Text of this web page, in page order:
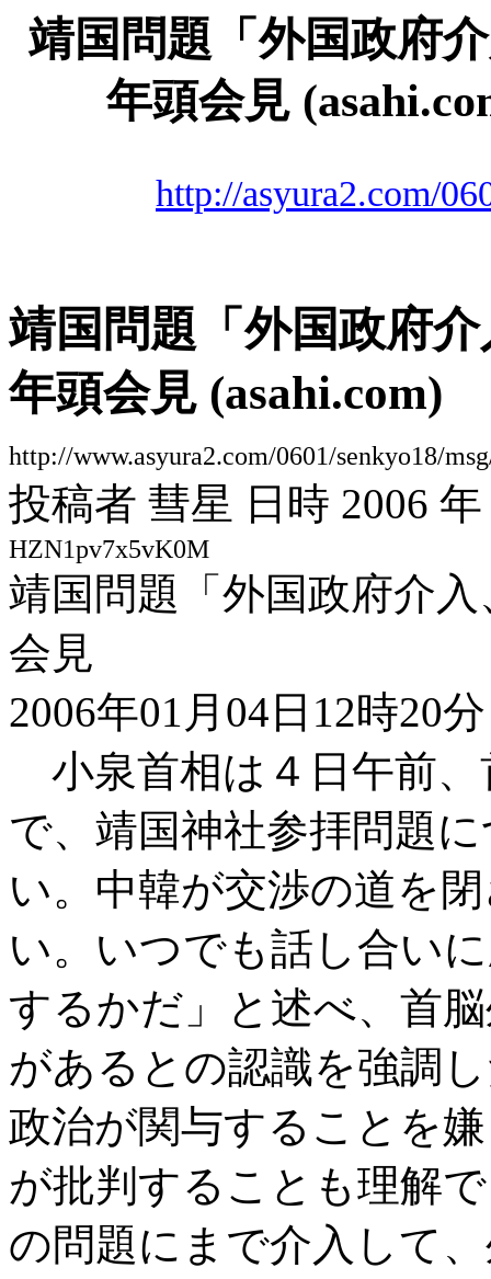
靖国問題「外国政府
年頭会見
http://asyura2.com/
靖国問題「外国政府
年頭会見 (asahi.com)
http://www.asyura2.com/0601/senkyo18/
投稿者 彗星 日時 2006
HZN1pv7x5vK0M
靖国問題「外国政府介
会見
2006年01月04日12時20分
小泉首相は４日午前、
で、靖国神社参拝問題
い。中韓が交渉の道を
い。いつでも話し合い
するかだ」と述べ、首
があるとの認識を強調
政治が関与することを
が批判することも理解
の問題にまで介入して